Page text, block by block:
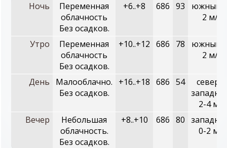
Ночь
Переменная
облачность
Без осадков.
+6..+8 686 93
южный,
2 м/с
Утро
Переменная
облачность
Без осадков.
+10..+12 686 78
южный,
2 м/с
День
Малооблачно.
Без осадков.
+16..+18 686 54
северо-
2-4 м/с
Вечер
Небольшая
облачность.
Без осадков.
+8..+10 686 80
0-2 м/с